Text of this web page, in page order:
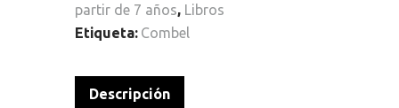
partir de 7 años, Libros
Etiqueta: Combel
Descripción